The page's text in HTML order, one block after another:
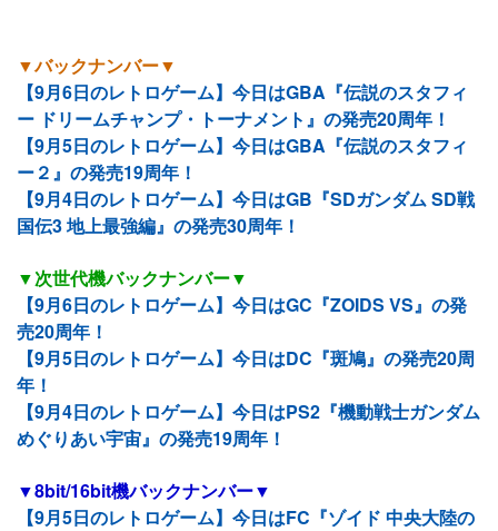
▼バックナンバー▼
【9月6日のレトロゲーム】今日はGBA『伝説のスタフィ
ー ドリームチャンプ・トーナメント』の発売20周年！
【9月5日のレトロゲーム】今日はGBA『伝説のスタフィ
ー２』の発売19周年！
【9月4日のレトロゲーム】今日はGB『SDガンダム SD戦
国伝3 地上最強編』の発売30周年！
▼次世代機バックナンバー▼
【9月6日のレトロゲーム】今日はGC『ZOIDS VS』の発
売20周年！
【9月5日のレトロゲーム】今日はDC『斑鳩』の発売20周
年！
【9月4日のレトロゲーム】今日はPS2『機動戦士ガンダム
めぐりあい宇宙』の発売19周年！
▼8bit/16bit機バックナンバー▼
【9月5日のレトロゲーム】今日はFC『ゾイド 中央大陸の